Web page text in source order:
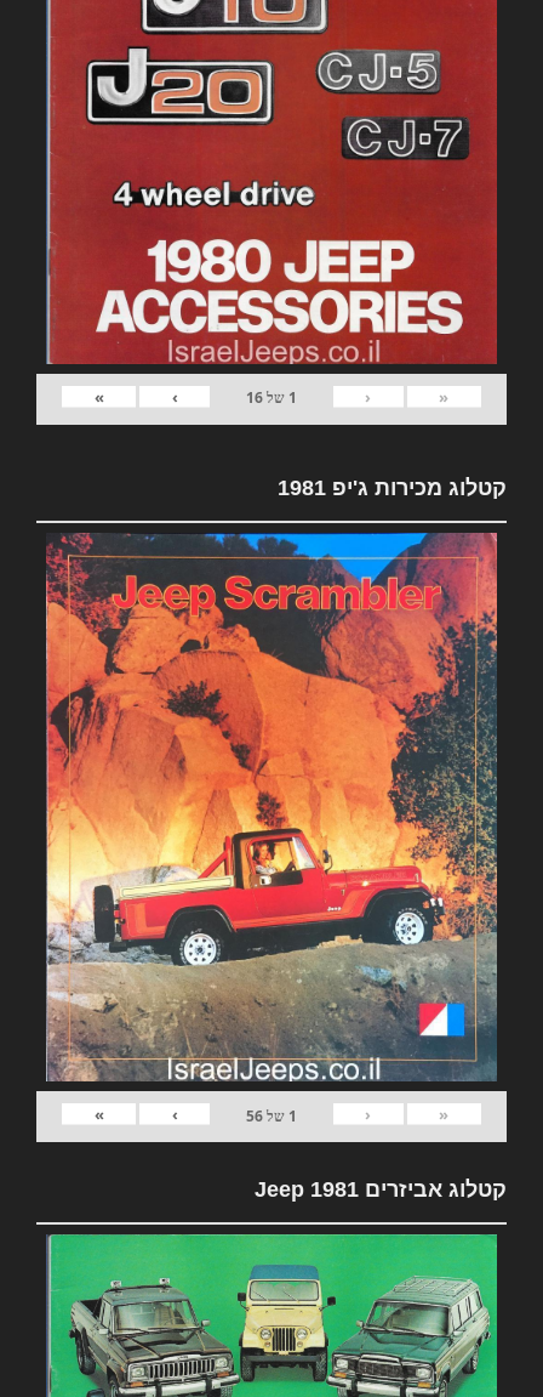
«
‹
1 של16
›
»
קטלוג מכירות ג'יפ 1981
«
‹
1 של56
›
»
קטלוג אביזרים 1981 Jeep